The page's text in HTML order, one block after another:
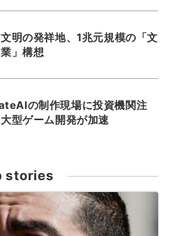
明の発祥地、1兆元規模の「文
」構想
の制作現場に投資機関注
型ゲーム開発が加速
stories